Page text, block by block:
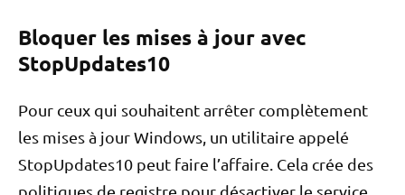
Bloquer les mises à jour avec
StopUpdates10
Pour ceux qui souhaitent arrêter complètement
les mises à jour Windows, un utilitaire appelé
StopUpdates10 peut faire l’affaire. Cela crée des